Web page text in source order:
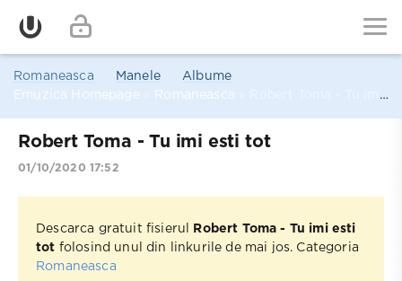
Romaneasca Manele
Albume
Emuzica Homepage
Romaneasca
Robert Toma - Tu imi esti tot
01/10/2020 17:52
Descarca gratuit fisierul
Robert Toma - Tu imi esti
tot folosind unul din linkurile de mai jos. Categoria
Romaneasca